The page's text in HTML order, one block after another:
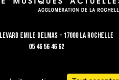
Emile Delmas - 17000 La Rochelle
05 46 56 46 62